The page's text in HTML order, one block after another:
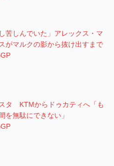
し苦しんでいた」アレックス・マ
がマルクの影から抜け出すまで
タ KTMからドゥカティへ「も
を無駄にできない」